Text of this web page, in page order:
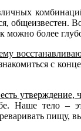
общеизвестен.
можно более
с
утверждение,
Наше тело –
пищу,